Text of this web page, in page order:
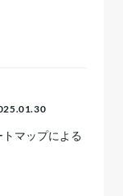
マップによる